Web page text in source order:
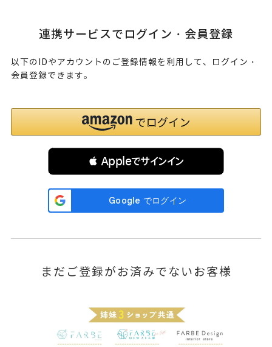
連携サービスでログイン・会員登録
以下のIDやアカウントのご登録情報を利用して、ログイン・
会員登録できます。
 Appleでサインイン
まだご登録がお済みでないお客様